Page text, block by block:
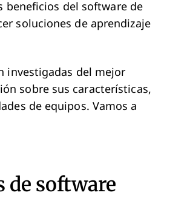
beneficios del software de
soluciones de aprendizaje
investigadas del mejor
sobre sus características,
de equipos. Vamos a
de software